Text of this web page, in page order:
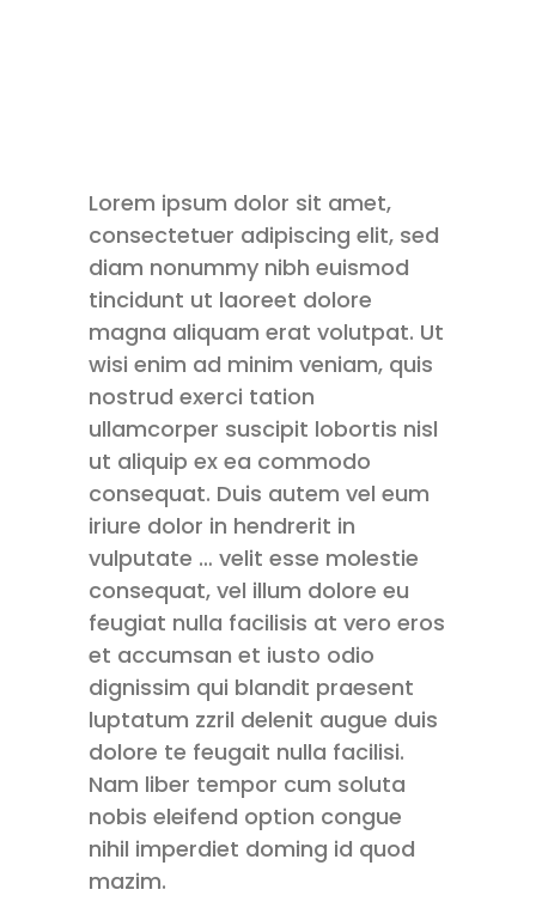
Lorem ipsum dolor sit amet,
consectetuer adipiscing elit, sed
diam nonummy nibh euismod
tincidunt ut laoreet dolore
magna aliquam erat volutpat. Ut
wisi enim ad minim veniam, quis
nostrud exerci tation
ullamcorper suscipit lobortis nisl
ut aliquip ex ea commodo
consequat. Duis autem vel eum
iriure dolor in hendrerit in
vulputate … velit esse molestie
consequat, vel illum dolore eu
feugiat nulla facilisis at vero eros
et accumsan et iusto odio
dignissim qui blandit praesent
luptatum zzril delenit augue duis
dolore te feugait nulla facilisi.
Nam liber tempor cum soluta
nobis eleifend option congue
nihil imperdiet doming id quod
mazim.